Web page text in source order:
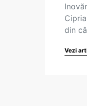
din
Vezi